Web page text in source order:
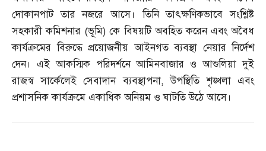
দোকানপাট তার নজরে আসে। তিনি তাৎক্ষণিকভাবে সংশ্লিষ্ট
সহকারী কমিশনার (ভূমি)কে বিষয়টি অবহিত করেন এবং অবৈধ
কার্যক্রমের বিরুদ্ধে প্রয়োজনীয় আইনগত ব্যবস্থা নেয়ার নির্দেশ
দেন। এই আকস্মিক পরিদর্শনে আমিনবাজার ও আশুলিয়া দুই
রাজস্ব সার্কেলেই সেবাদান ব্যবস্থাপনা,উপস্থিতি শৃঙ্খলা এবং
প্রশাসনিক কার্যক্রমে একাধিক অনিয়ম ও ঘাটতি উঠে আসে।